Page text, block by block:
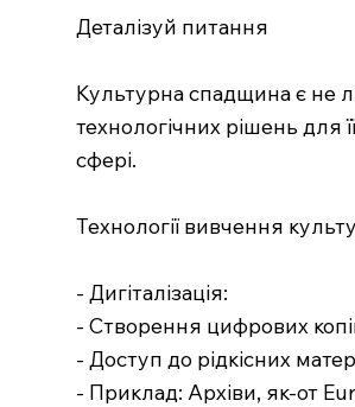
Деталізуй питання
Культурна спадщина є не
технологічних рішень для
сфері.
Технології вивчення
- Дигіталізація:
- Створення цифрових
- Доступ до рідкісних
- Приклад: Архіви, як-от